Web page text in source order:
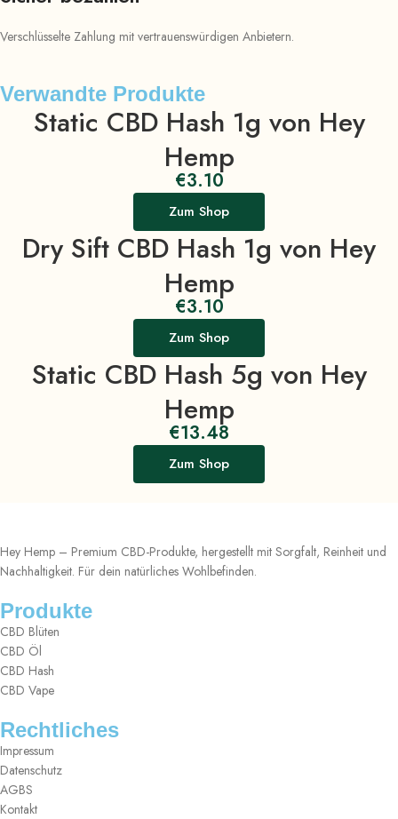
Verschlüsselte Zahlung mit vertrauenswürdigen Anbietern.
Verwandte Produkte
Static CBD Hash 1g von Hey
Hemp
€3.10
Zum Shop
Dry Sift CBD Hash 1g von Hey
Hemp
€3.10
Zum Shop
Static CBD Hash 5g von Hey
Hemp
€13.48
Zum Shop
Hey Hemp – Premium CBD-Produkte, hergestellt mit Sorgfalt, Reinheit und
Nachhaltigkeit. Für dein natürliches Wohlbefinden.
Produkte
CBD Blüten
CBD Öl
CBD Hash
CBD Vape
Rechtliches
Impressum
Datenschutz
AGBS
Kontakt